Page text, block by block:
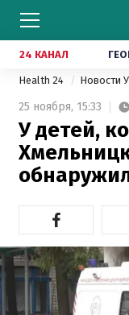
24 КАНАЛ
Health 24 Новости
25 ноября, 15:33
У детей,